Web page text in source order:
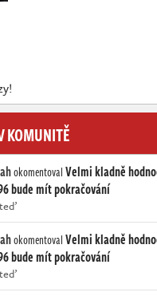
KOMUNITĚ
okomentovalVelmi kladně
bude mít pokračování
okomentovalVelmi kladně
bude mít pokračování